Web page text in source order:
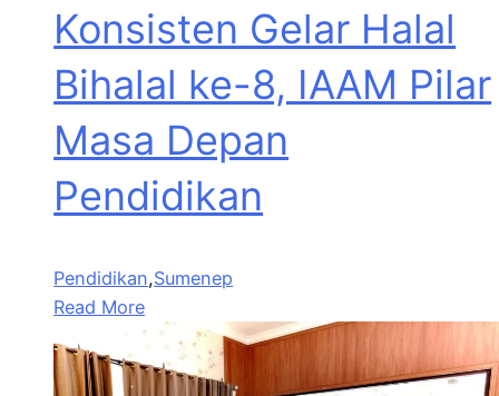
Konsisten Gelar Halal
Bihalal ke-8, IAAM Pilar
Masa Depan
Pendidikan
Pendidikan,Sumenep
Read More